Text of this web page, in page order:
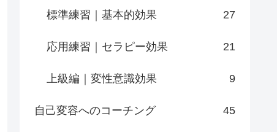
標準練習｜基本的効果 27
応用練習｜セラピー効果 21
上級編｜変性意識効果 9
自己変容へのコーチング 45